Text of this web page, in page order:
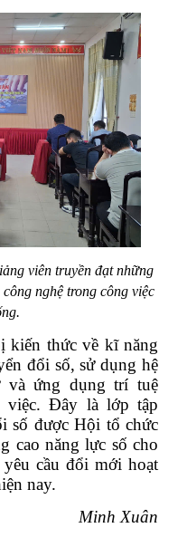
viên truyền đạt những
nghệ trong công việc
kiến thức về kĩ năng
đổi số, sử dụng hệ
và ứng dụng trí tuệ
việc. Đây là lớp tập
số được Hội tổ chức
cao năng lực số cho
cầu đổi mới hoạt
nay.
Minh Xuân